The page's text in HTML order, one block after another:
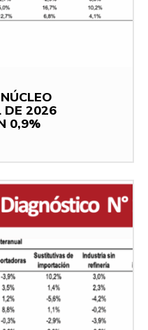
DE 2026
0,9%